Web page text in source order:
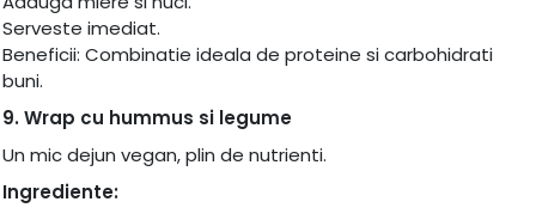
Serveste imediat.
Beneficii: Combinatie ideala de proteine si carbohidrati
buni.
9. Wrap cu hummus si legume
Un mic dejun vegan, plin de nutrienti.
Ingrediente: